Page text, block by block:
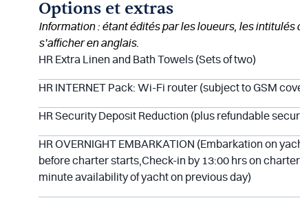
Options et extras
Information : étant édités par les loueurs, les
s’afficher en anglais.
HR Extra Linen and Bath Towels (Sets of two)
HR INTERNET Pack: Wi-Fi router (subject to GSM
HR Security Deposit Reduction (plus refundable
HR OVERNIGHT EMBARKATION (Embarkation on
before charter starts,Check-in by 13:00 hrs on
minute availability of yacht on previous day)